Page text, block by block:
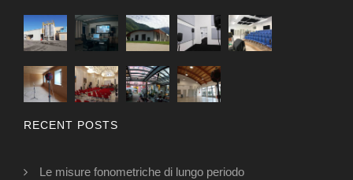
RECENT POSTS
Le misure fonometriche di lungo periodo